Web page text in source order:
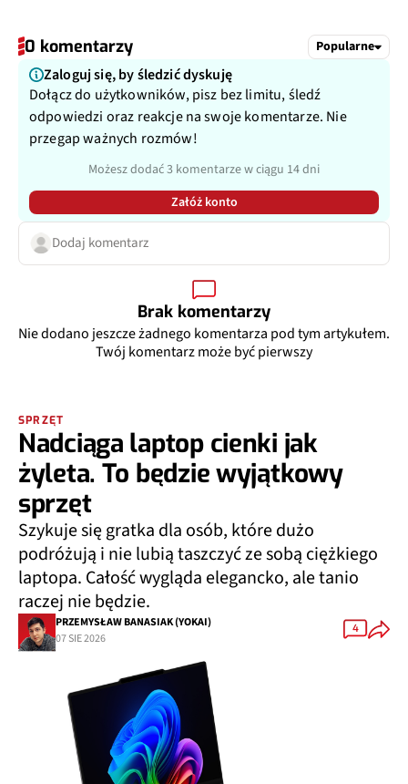
0 komentarzy Popularne
Zaloguj się, by śledzić dyskuję
Dołącz do użytkowników, pisz bez limitu, śledź
odpowiedzi oraz reakcje na swoje komentarze. Nie
przegap ważnych rozmów!
Możesz dodać 3 komentarze w ciągu 14 dni
Załóż konto
Dodaj komentarz
Brak komentarzy
Nie dodano jeszcze żadnego komentarza pod tym artykułem.
Twój komentarz może być pierwszy
SPRZĘT
Nadciąga laptop cienki jak
żyleta. To będzie wyjątkowy
sprzęt
Szykuje się gratka dla osób, które dużo
podróżują i nie lubią taszczyć ze sobą ciężkiego
laptopa. Całość wygląda elegancko, ale tanio
raczej nie będzie.
PRZEMYSŁAW BANASIAK (YOKAI)
07 SIE 2026
4